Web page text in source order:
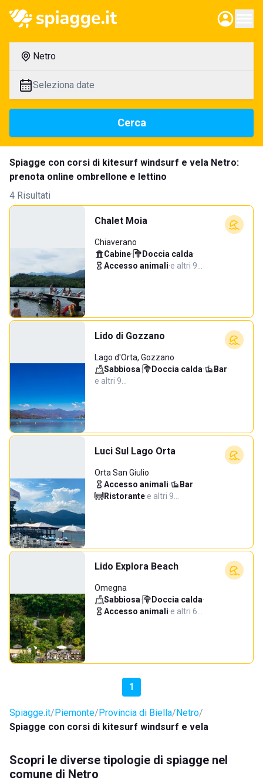
Netro
Seleziona date
Cerca
Spiagge con corsi di kitesurf windsurf e vela Netro:
prenota online ombrellone e lettino
4 Risultati
Chalet Moia
Chiaverano
Cabine· Doccia calda·
Accesso animali·e altri 9…
Lido di Gozzano
Lago d'Orta, Gozzano
Sabbiosa· Doccia calda· Bar·
e altri 9…
Luci Sul Lago Orta
Orta San Giulio
Accesso animali· Bar·
Ristorante·e altri 9…
Lido Explora Beach
Omegna
Sabbiosa· Doccia calda·
Accesso animali·e altri 6…
1
Spiagge.it Piemonte Provincia di Biella Netro
Spiagge con corsi di kitesurf windsurf e vela
Scopri le diverse tipologie di spiagge nel
comune di Netro